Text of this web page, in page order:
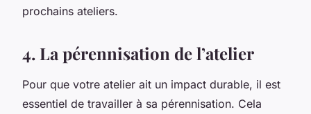
prochains ateliers.
4. La pérennisation de l’atelier
Pour que votre atelier ait un impact durable, il est
essentiel de travailler à sa pérennisation. Cela